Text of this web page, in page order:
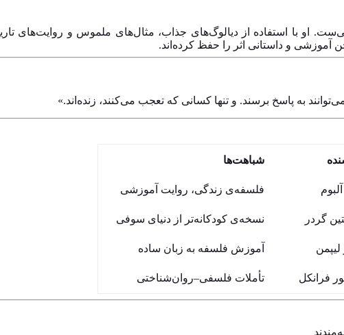
او با استفاده از دیالوگ‌های جذاب، مثال‌های ملموس و روایت‌های
آموزشی و داستانی اثر را حفظ کرده‌اند.
به پاسخ برسند. و تنها کسانی که تعجب می‌کنند، زنده‌اند.»
شباهت‌ها
فلسفه‌ی زندگی، روایت آموزشی
گردر نسخه‌ی کودکانه‌تر از دنیای سوفی
لیپمن آموزش فلسفه به زبان ساده
فرانکل تأملات فلسفی–روان‌شناختی